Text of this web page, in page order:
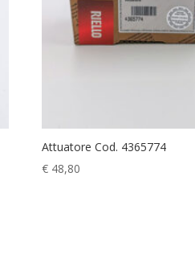
Attuatore Cod. 4365774
€ 48,80